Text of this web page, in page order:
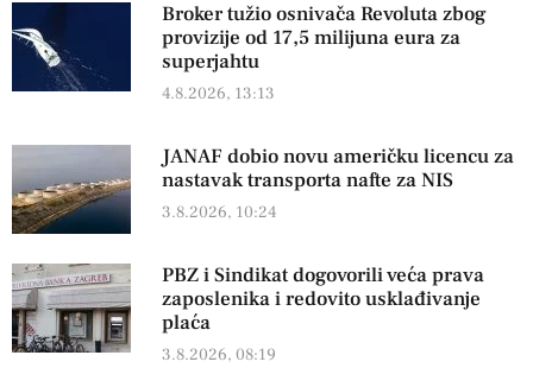
Broker tužio osnivača Revoluta zbog
provizije od 17,5 milijuna eura za
superjahtu
4.8.2026, 13:13
JANAF dobio novu američku licencu za
nastavak transporta nafte za NIS
3.8.2026, 10:24
PBZ i Sindikat dogovorili veća prava
zaposlenika i redovito usklađivanje
plaća
3.8.2026, 08:19